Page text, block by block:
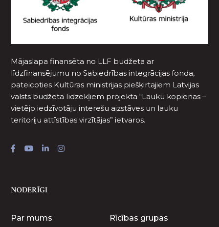
Mājaslapa finansēta no LLF budžeta ar
līdzfinansējumu no Sabiedrības integrācijas fonda,
pateicoties Kultūras ministrijas piešķirtajiem Latvijas
valsts budžeta līdzekļiem projekta “Lauku kopienas –
vietējo iedzīvotāju interešu aizstāves un lauku
teritoriju attīstības virzītājas” ietvaros.
NODERĪGI
Par mums Rīcības grupas